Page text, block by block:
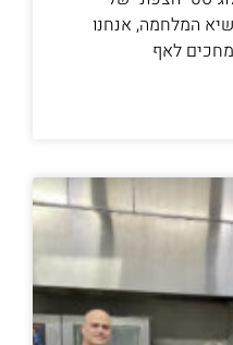
המלחמה, אנחנו
לאף